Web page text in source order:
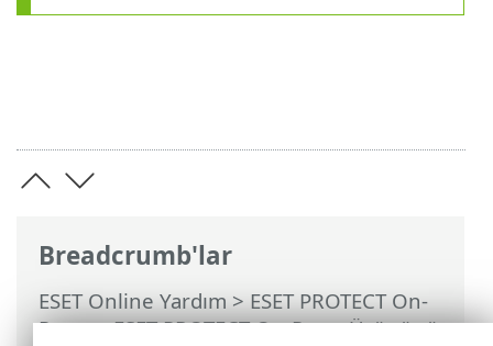
Breadcrumb'lar
ESET Online Yardım > ESET PROTECT On-
Prem>ESET PROTECT On-Prem Ürününü